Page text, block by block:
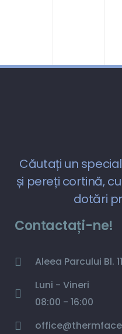
Căutați un
și pereți cortină,
dotări
Contactați-ne!
Aleea Parcului Bl.
Luni - Vineri
08:00 - 16:00